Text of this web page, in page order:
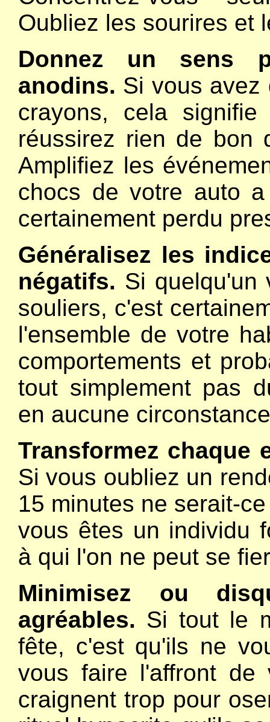
Oubliez les sourires et
Donnez un sens
anodins. Si vous avez
crayons, cela
réussirez rien de bon
Amplifiez les
chocs de votre auto
certainement perdu
Généralisez les
négatifs. Si quelqu'un
souliers, c'est
l'ensemble de votre
comportements et
tout simplement pas
en aucune
Transformez chaque
Si vous oubliez un
15 minutes ne serait-
vous êtes un individu
à qui l'on ne peut se
Minimisez ou
agréables. Si tout le
fête, c'est qu'ils ne
vous faire l'affront de
craignent trop pour